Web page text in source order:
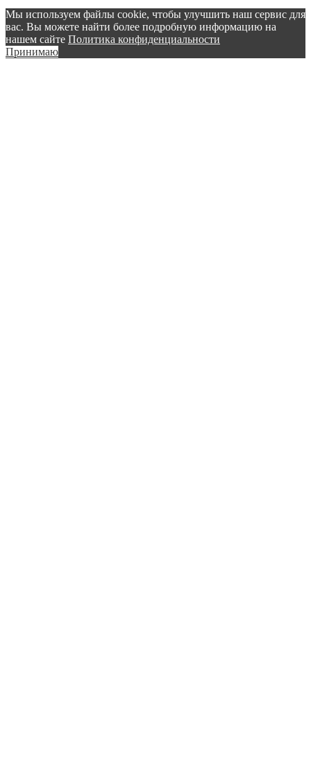
Мы используем файлы cookie, чтобы улучшить наш сервис для
вас. Вы можете найти более подробную информацию на
нашем сайте Политика конфиденциальности
Принимаю